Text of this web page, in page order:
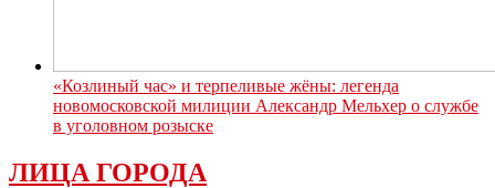
«Козлиный час» и терпеливые жёны: легенда
новомосковской милиции Александр Мельхер о службе
в уголовном розыске
ЛИЦА ГОРОДА